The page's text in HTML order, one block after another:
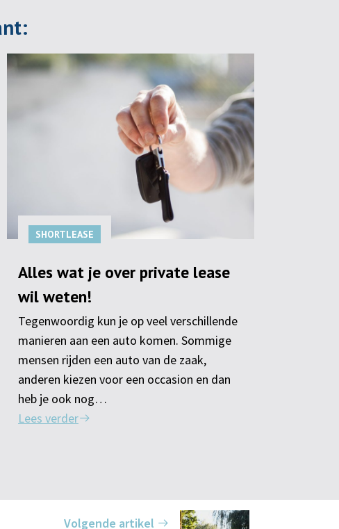
SHORTLEASE
Alles wat je over private lease
wil weten!
Tegenwoordig kun je op veel verschillende
manieren aan een auto komen. Sommige
mensen rijden een auto van de zaak,
anderen kiezen voor een occasion en dan
heb je ook nog…
Lees verder
Volgende artikel